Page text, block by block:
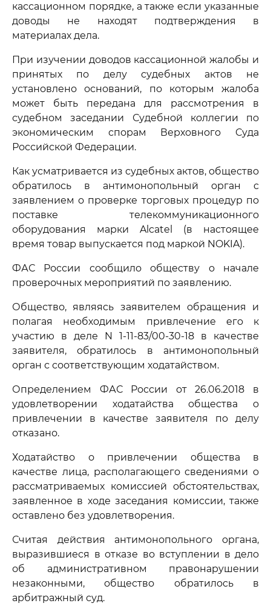
кассационном порядке, а также если указанные
доводы не находят подтверждения в
материалах дела.
При изучении доводов кассационной жалобы и
принятых по делу судебных актов не
установлено оснований, по которым жалоба
может быть передана для рассмотрения в
судебном заседании Судебной коллегии по
экономическим спорам Верховного Суда
Российской Федерации.
Как усматривается из судебных актов, общество
обратилось в антимонопольный орган с
заявлением о проверке торговых процедур по
поставке телекоммуникационного
оборудования марки Alcatel (в настоящее
время товар выпускается под маркой NOKIA).
ФАС России сообщило обществу о начале
проверочных мероприятий по заявлению.
Общество, являясь заявителем обращения и
полагая необходимым привлечение его к
участию в деле N 1-11-83/00-30-18 в качестве
заявителя, обратилось в антимонопольный
орган с соответствующим ходатайством.
Определением ФАС России от 26.06.2018 в
удовлетворении ходатайства общества о
привлечении в качестве заявителя по делу
отказано.
Ходатайство о привлечении общества в
качестве лица, располагающего сведениями о
рассматриваемых комиссией обстоятельствах,
заявленное в ходе заседания комиссии, также
оставлено без удовлетворения.
Считая действия антимонопольного органа,
выразившиеся в отказе во вступлении в дело
об административном правонарушении
незаконными, общество обратилось в
арбитражный суд.